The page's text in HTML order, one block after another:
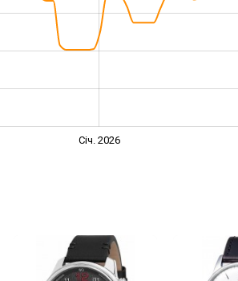
Січ. 2026